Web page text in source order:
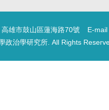
雄市鼓山區蓮海路70號
E-
政治學研究所. All Rights